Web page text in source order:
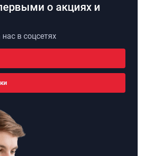
о акциях и
в соцсетях